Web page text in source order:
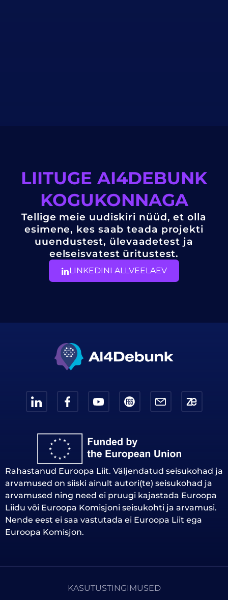
LIITUGE AI4DEBUNK
KOGUKONNAGA
Tellige meie uudiskiri nüüd, et olla
esimene, kes saab teada projekti
uuendustest, ülevaadetest ja
eelseisvatest üritustest.
LINKEDINI ALLVEELAEV
Rahastanud Euroopa Liit. Väljendatud seisukohad ja
arvamused on siiski ainult autori(te) seisukohad ja
arvamused ning need ei pruugi kajastada Euroopa
Liidu või Euroopa Komisjoni seisukohti ja arvamusi.
Nende eest ei saa vastutada ei Euroopa Liit ega
Euroopa Komisjon.
KASUTUSTINGIMUSED